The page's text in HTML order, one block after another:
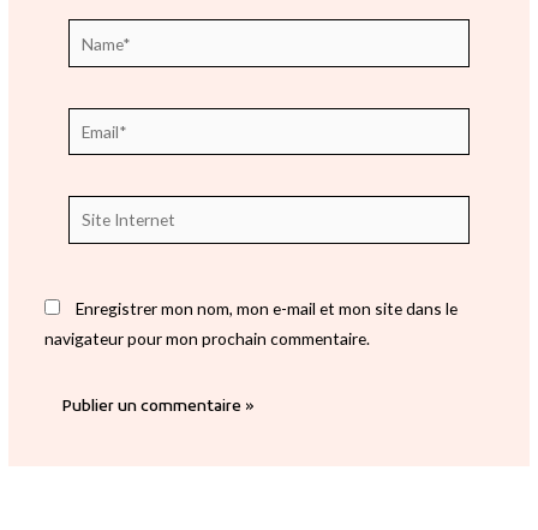
Email*
Site
Internet
Enregistrer mon nom, mon e-mail et mon site dans le
navigateur pour mon prochain commentaire.